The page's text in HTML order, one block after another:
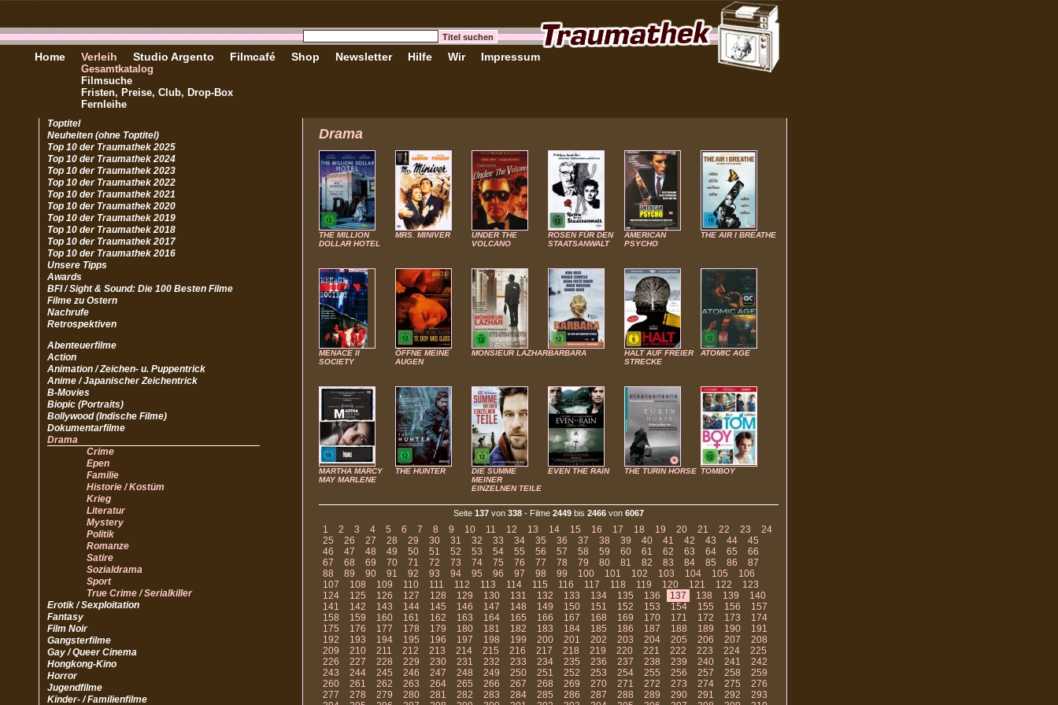
Home Verleih
Gesamtkatalog
Filmsuche
Fristen, Preise, Club, Drop-Box
Fernleihe
Studio Argento Filmcafé Shop Newsletter Hilfe Wir Impressum
Toptitel
Neuheiten (ohne Toptitel)
Top 10 der Traumathek 2025
Top 10 der Traumathek 2024
Top 10 der Traumathek 2023
Top 10 der Traumathek 2022
Top 10 der Traumathek 2021
Top 10 der Traumathek 2020
Top 10 der Traumathek 2019
Top 10 der Traumathek 2018
Top 10 der Traumathek 2017
Top 10 der Traumathek 2016
Unsere Tipps
Awards
BFI / Sight & Sound: Die 100 Besten Filme
Filme zu Ostern
Nachrufe
Retrospektiven
Abenteuerfilme
Action
Animation / Zeichen- u. Puppentrick
Anime / Japanischer Zeichentrick
B-Movies
Biopic (Portraits)
Bollywood (Indische Filme)
Dokumentarfilme
Drama
Crime
Epen
Familie
Historie / Kostüm
Krieg
Literatur
Mystery
Politik
Romanze
Satire
Sozialdrama
Sport
True Crime / Serialkiller
Erotik / Sexploitation
Fantasy
Film Noir
Gangsterfilme
Gay / Queer Cinema
Hongkong-Kino
Horror
Jugendfilme
Kinder- / Familienfilme
Drama
THE MILLION
DOLLAR HOTEL
MRS. MINIVER
UNDER THE
VOLCANO
ROSEN FÜR DEN
STAATSANWALT
AMERICAN
PSYCHO
THE AIR I BREATHE
MENACE II
SOCIETY
ÖFFNE MEINE
AUGEN
MONSIEUR LAZHARBARBARA
HALT AUF FREIER
STRECKE
ATOMIC AGE
MARTHA MARCY
MAY MARLENE
THE HUNTER
DIE SUMME
MEINER
EINZELNEN TEILE
EVEN THE RAIN THE TURIN HORSE TOMBOY
Seite 137 von 338 - Filme 2449 bis 2466 von 6067
1 2 3 4 5 6 7 8 9 10 11 12 13 14 15 16 17 18 19 20 21 22 23
24
25
26 27 28 29 30 31 32 33 34 35 36 37 38 39 40 41 42 43 44
45
46
47 48 49 50 51 52 53 54 55 56 57 58 59 60 61 62 63 64 65
66
67
68 69 70 71 72 73 74 75 76 77 78 79 80 81 82 83 84 85 86
87
88
89 90 91 92 93 94 95 96 97 98 99 100 101 102 103 104 105
106
107
108 109 110 111 112 113 114 115 116 117 118 119 120 121 122
123
124
125 126 127 128 129 130 131 132 133 134 135 136 137 138 139
140
141
142 143 144 145 146 147 148 149 150 151 152 153 154 155 156
157
158
159 160 161 162 163 164 165 166 167 168 169 170 171 172 173
174
175
176 177 178 179 180 181 182 183 184 185 186 187 188 189 190
191
192
193 194 195 196 197 198 199 200 201 202 203 204 205 206 207
208
209
210 211 212 213 214 215 216 217 218 219 220 221 222 223 224
225
226
227 228 229 230 231 232 233 234 235 236 237 238 239 240 241
242
243
244 245 246 247 248 249 250 251 252 253 254 255 256 257 258
259
260
261 262 263 264 265 266 267 268 269 270 271 272 273 274 275
276
277
278 279 280 281 282 283 284 285 286 287 288 289 290 291 292
293